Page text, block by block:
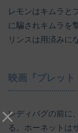
レモンはキムラと
に騙されキムラを
リンスは用済みに
映画『ブレット
レディバグの前に
る。ホーネットは